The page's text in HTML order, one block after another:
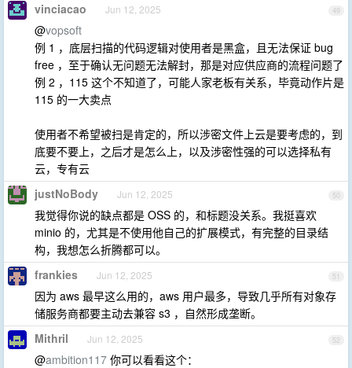
49
vinciacao Jun 12, 2025
@vopsoft
例 1 ，底层扫描的代码逻辑对使用者是黑盒，且无法保证 bug
free ，至于确认无问题无法解封，那是对应供应商的流程问题了
例 2 ，115 这个不知道了，可能人家老板有关系，毕竟动作片是
115 的一大卖点
使用者不希望被扫是肯定的，所以涉密文件上云是要考虑的，到
底要不要上，之后才是怎么上，以及涉密性强的可以选择私有
云，专有云
50
justNoBody Jun 12, 2025
我觉得你说的缺点都是 OSS 的，和标题没关系。我挺喜欢
minio 的，尤其是不使用他自己的扩展模式，有完整的目录结
构，我想怎么折腾都可以。
51
frankies Jun 12, 2025
因为 aws 最早这么用的，aws 用户最多，导致几乎所有对象存
储服务商都要主动去兼容 s3 ，自然形成垄断。
52
Mithril Jun 12, 2025
@ambition117 你可以看看这个：